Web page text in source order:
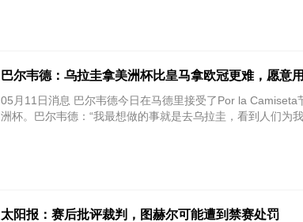
巴尔韦德：乌拉圭拿美洲杯比皇马拿欧冠更难，愿意
05月11日消息 巴尔韦德今日在马德里接受了Por la
洲杯。巴尔韦德：“我最想做的事就是去乌拉圭，看到人们为我
太阳报：赛后批评裁判，图赫尔可能遭到禁赛处罚